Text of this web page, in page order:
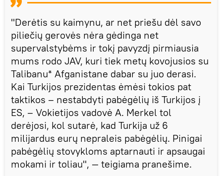
"Derėtis su kaimynu, ar net priešu dėl savo
piliečių gerovės nėra gėdinga net
supervalstybėms ir tokį pavyzdį pirmiausia
mums rodo JAV, kuri tiek metų kovojusios su
Talibanu* Afganistane dabar su juo derasi.
Kai Turkijos prezidentas ėmėsi tokios pat
taktikos – nestabdyti pabėgėlių iš Turkijos į
ES, – Vokietijos vadovė A. Merkel tol
derėjosi, kol sutarė, kad Turkija už 6
milijardus eurų nepraleis pabėgėlių. Pinigai
pabėgėlių stovykloms aptarnauti ir apsaugai
mokami ir toliau", — teigiama pranešime.